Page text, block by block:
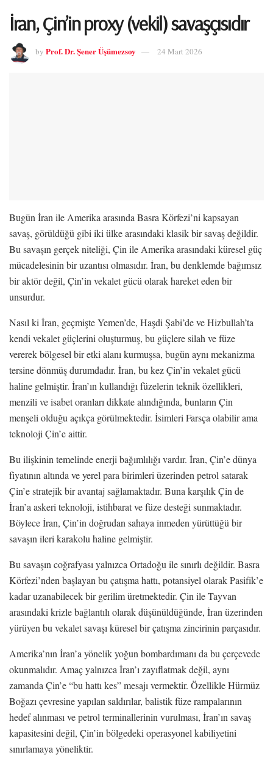
İran, Çin’in proxy (vekil) savaşçısıdır
by Prof. Dr. Şener Üşümezsoy 24 Mart 2026
Bugün İran ile Amerika arasında Basra Körfezi’ni kapsayan
savaş, görüldüğü gibi iki ülke arasındaki klasik bir savaş değildir.
Bu savaşın gerçek niteliği, Çin ile Amerika arasındaki küresel güç
mücadelesinin bir uzantısı olmasıdır. İran, bu denklemde bağımsız
bir aktör değil, Çin’in vekalet gücü olarak hareket eden bir
unsurdur.
Nasıl ki İran, geçmişte Yemen’de, Haşdi Şabi’de ve Hizbullah’ta
kendi vekalet güçlerini oluşturmuş, bu güçlere silah ve füze
vererek bölgesel bir etki alanı kurmuşsa, bugün aynı mekanizma
tersine dönmüş durumdadır. İran, bu kez Çin’in vekalet gücü
haline gelmiştir. İran’ın kullandığı füzelerin teknik özellikleri,
menzili ve isabet oranları dikkate alındığında, bunların Çin
menşeli olduğu açıkça görülmektedir. İsimleri Farsça olabilir ama
teknoloji Çin’e aittir.
Bu ilişkinin temelinde enerji bağımlılığı vardır. İran, Çin’e dünya
fiyatının altında ve yerel para birimleri üzerinden petrol satarak
Çin’e stratejik bir avantaj sağlamaktadır. Buna karşılık Çin de
İran’a askeri teknoloji, istihbarat ve füze desteği sunmaktadır.
Böylece İran, Çin’in doğrudan sahaya inmeden yürüttüğü bir
savaşın ileri karakolu haline gelmiştir.
Bu savaşın coğrafyası yalnızca Ortadoğu ile sınırlı değildir. Basra
Körfezi’nden başlayan bu çatışma hattı, potansiyel olarak Pasifik’e
kadar uzanabilecek bir gerilim üretmektedir. Çin ile Tayvan
arasındaki krizle bağlantılı olarak düşünüldüğünde, İran üzerinden
yürüyen bu vekalet savaşı küresel bir çatışma zincirinin parçasıdır.
Amerika’nın İran’a yönelik yoğun bombardımanı da bu çerçevede
okunmalıdır. Amaç yalnızca İran’ı zayıflatmak değil, aynı
zamanda Çin’e “bu hattı kes” mesajı vermektir. Özellikle Hürmüz
Boğazı çevresine yapılan saldırılar, balistik füze rampalarının
hedef alınması ve petrol terminallerinin vurulması, İran’ın savaş
kapasitesini değil, Çin’in bölgedeki operasyonel kabiliyetini
sınırlamaya yöneliktir.